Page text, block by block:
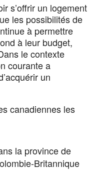
s’offrir un logement
les possibilités de
à permettre
à leur budget,
le contexte
courante a
un
canadiennes les
la province de
Britannique